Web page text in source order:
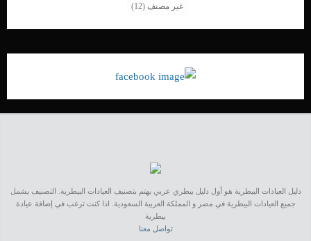
غير مصنف (12)
دليل العيادات البيطرية هو أول دليل بيطري عربي يهتم بتصنيف العيادات البيطرية. التصنيف يشمل
جميع العيادات البيطرية في مصر و المملكة العربية السعودية. اذا كنت ترغب في إضافة عيادة
بيطرية
تواصل معنا